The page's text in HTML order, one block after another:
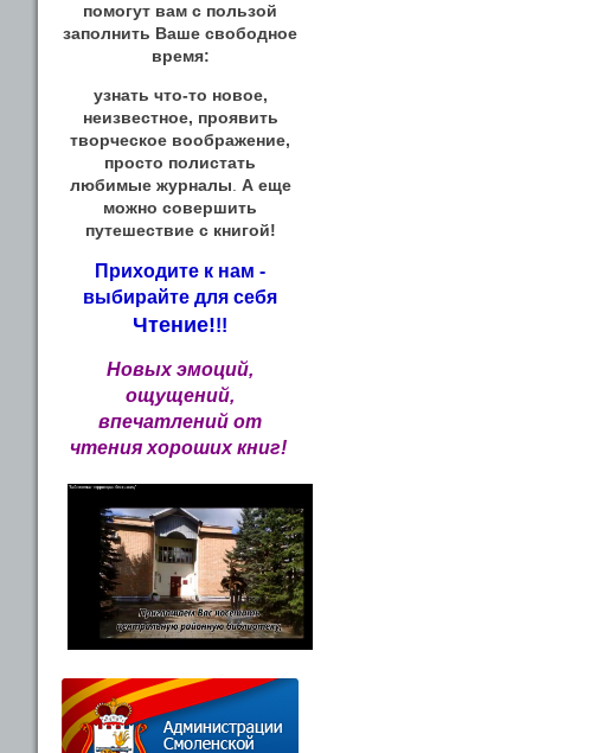
помогут вам с пользой
заполнить Ваше свободное
время:
узнать что-то новое,
неизвестное, проявить
творческое воображение,
просто полистать
любимые журналы А еще
можно совершить
путешествие с книгой!
Приходите к нам -
выбирайте для себя
Чтение!!!
Новых эмоций,
ощущений,
впечатлений от
чтения хороших книг!